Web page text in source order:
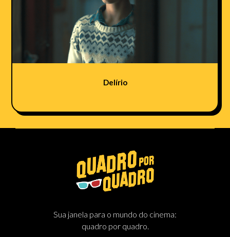
Delírio
Sua janela para o mundo do cinema:
quadro por quadro.